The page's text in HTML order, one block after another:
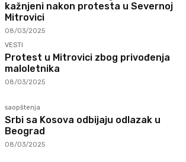
kažnjeni nakon protesta u Severnoj
Mitrovici
08/03/2025
VESTI
Protest u Mitrovici zbog privođenja
maloletnika
08/03/2025
saopštenja
Srbi sa Kosova odbijaju odlazak u
Beograd
08/03/2025